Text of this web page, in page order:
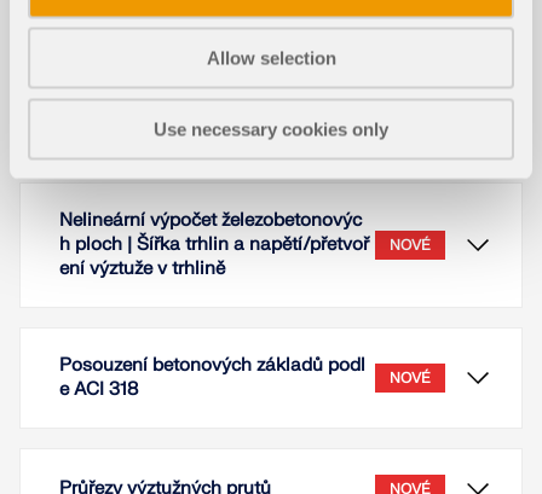
Allow selection
Use necessary cookies only
Strongtie. Tato řada komponent odpovídá americké
Nelineární výpočet železobetonovýc
h ploch | Šířka trhlin a napětí/přetvoř
ení výztuže v trhlině
NOVÉ
Posouzení betonových základů podl
e ACI 318
NOVÉ
Průřezy výztužných prutů NOVÉ